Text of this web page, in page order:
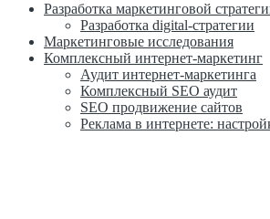
Разработка маркетинговой
Разработка digital-стратегии
Маркетинговые исследования
Комплексный интернет-маркетинг
Аудит интернет-маркетинга
Комплексный SEO аудит
SEO продвижение сайтов
Реклама в интернете: